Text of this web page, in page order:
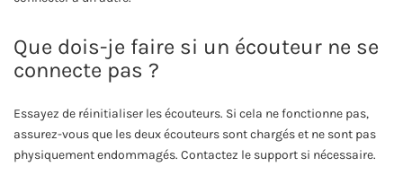
Que dois-je faire si un écouteur ne se
connecte pas ?
Essayez de réinitialiser les écouteurs. Si cela ne fonctionne pas,
assurez-vous que les deux écouteurs sont chargés et ne sont pas
physiquement endommagés. Contactez le support si nécessaire.